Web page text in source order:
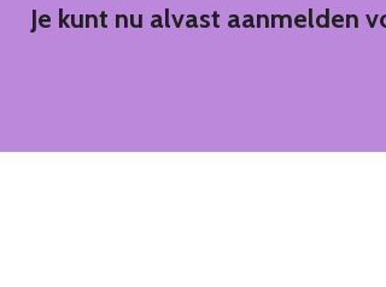
Je kunt nu alvast aanmelden